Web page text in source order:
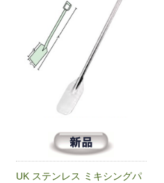
UK ステンレス ミキシングパ